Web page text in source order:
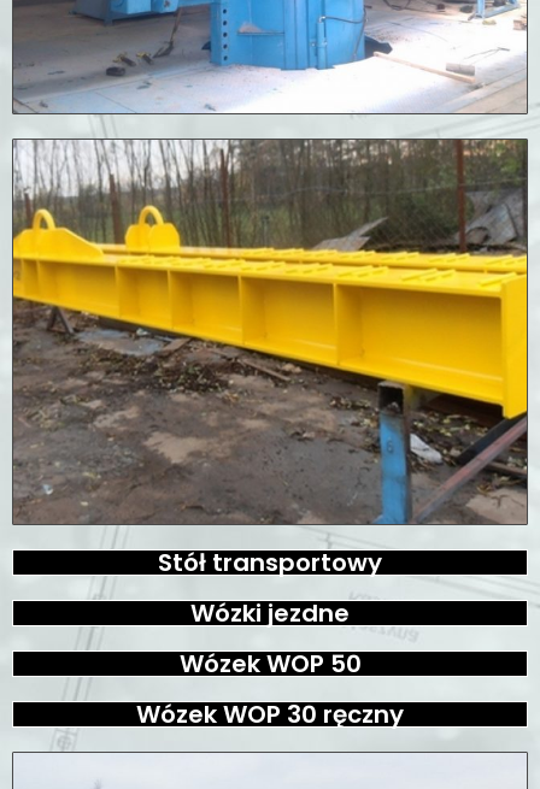
Stół transportowy
Wózki jezdne
Wózek WOP 50
Wózek WOP 30 ręczny